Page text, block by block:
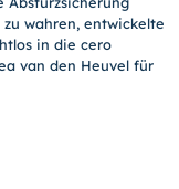
wahren, entwickelte
in die cero
van den Heuvel für